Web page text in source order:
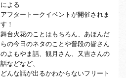
による
アフタートークイベントが開催されま
す！
舞台火花のことはもちろん、 あほんだ
らの今日のネタのことや普段の皆さん
のよもやま話、 観月さん、又吉さんの
話などなど、
どんな話が出るかわからないフリート